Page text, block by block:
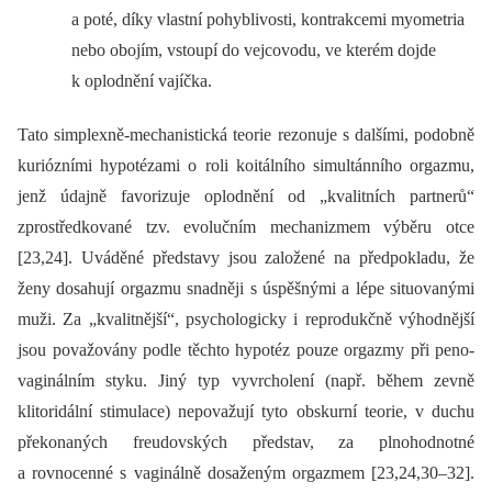
a poté, díky vlastní pohyblivosti, kontrakcemi myometria
nebo obojím, vstoupí do vejcovodu, ve kterém dojde
k oplodnění vajíčka.
Tato simplexně-mechanistická teorie rezonuje s dalšími, podobně
kuriózními hypotézami o roli koitálního simultánního orgazmu,
jenž údajně favorizuje oplodnění od „kvalitních partnerů“
zprostředkované tzv. evolučním mechanizmem výběru otce
[23,24]. Uváděné představy jsou založené na předpokladu, že
ženy dosahují orgazmu snadněji s úspěšnými a lépe situovanými
muži. Za „kvalitnější“, psychologicky i reprodukčně výhodnější
jsou považovány podle těchto hypotéz pouze orgazmy při peno-
vaginálním styku. Jiný typ vyvrcholení (např. během zevně
klitoridální stimulace) nepovažují tyto obskurní teorie, v duchu
překonaných freudovských představ, za plnohodnotné
a rovnocenné s vaginálně dosaženým orgazmem [23,24,30–32].